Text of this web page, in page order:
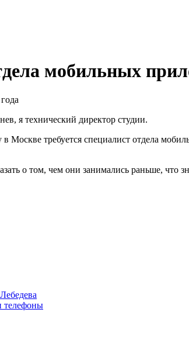
мобильных
я технический директор студии.
Москве требуется специалист отдела
о том, чем они занимались раньше, что
телефоны